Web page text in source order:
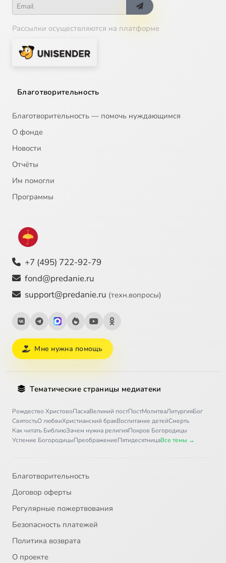
Рассылки осуществляются на платформе
Благотворительность
Благотворительность — помочь нуждающимся
О фонде
Новости
Отчёты
Им помогли
Программы
+7 (495) 722-92-79
fond@predanie.ru
support@predanie.ru (техн.вопросы)
Мне нужна помощь
Тематические страницы медиатеки
Рождество ХристовоПасхаВеликий постПостМолитваЛитургияБог
СвятостьО любвиХристианский бракВоспитание детейСмерть
Как читать БиблиюЗачем нужна религияПокров Богородицы
Успение БогородицыПреображениеПятидесятницаВсе темы →
Благотворительность
Договор оферты
Регулярные пожертвования
Безопасность платежей
Политика возврата
О проекте